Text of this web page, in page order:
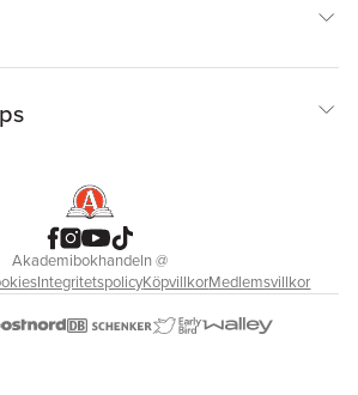
Akademibokhandeln@
IntegritetspolicyKöpvillkorMedlemsvillkor